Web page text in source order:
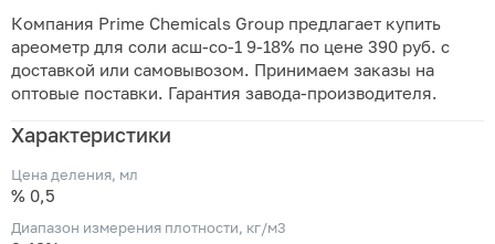
Компания Prime Chemicals Group предлагает купить
ареометр для соли асш-со-1 9-18% по цене 390 руб. с
доставкой или самовывозом. Принимаем заказы на
оптовые поставки. Гарантия завода-производителя.
Характеристики
Цена деления, мл
% 0,5
Диапазон измерения плотности, кг/м3